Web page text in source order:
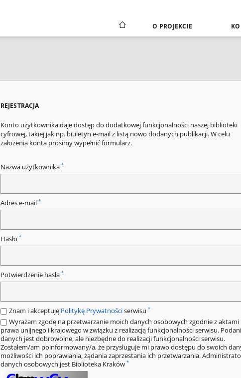
O PROJEKCIE
REJESTRACJA
Konto użytkownika daje dostęp do dodatkowej funkcjonalności naszej biblioteki
cyfrowej, takiej jak np. biuletyn e-mail z listą nowo dodanych publikacji. W celu
założenia konta prosimy wypełnić formularz.
Nazwa użytkownika *
Adres e-mail *
Hasło *
Potwierdzenie hasła *
Znam i akceptuję Politykę Prywatnościserwisu *
Wyrażam zgodę na przetwarzanie moich danych osobowych zgodnie z aktami
prawa unijnego i krajowego w związku z realizacją funkcjonalności serwisu.
danych jest dobrowolne, ale niezbędne do realizacji funkcjonalności serwisu.
Zostałem/am poinformowany/a, że przysługuje mi prawo dostępu do swoich
możliwości ich poprawiania, żądania zaprzestania ich przetwarzania.
danych osobowych jest Biblioteka Kraków *